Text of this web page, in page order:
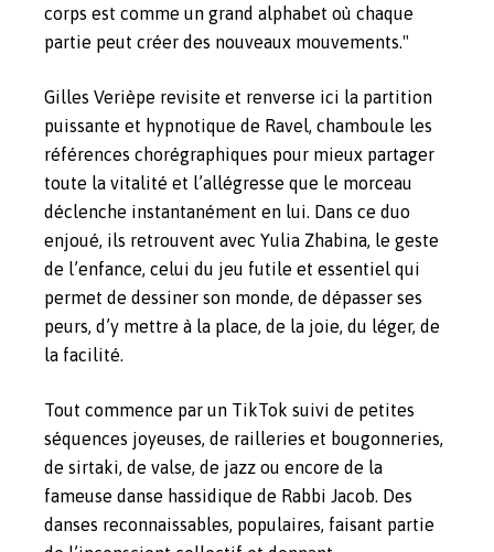
corps est comme un grand alphabet où chaque
partie peut créer des nouveaux mouvements."
Gilles Verièpe revisite et renverse ici la partition
puissante et hypnotique de Ravel, chamboule les
références chorégraphiques pour mieux partager
toute la vitalité et l’allégresse que le morceau
déclenche instantanément en lui. Dans ce duo
enjoué, ils retrouvent avec Yulia Zhabina, le geste
de l’enfance, celui du jeu futile et essentiel qui
permet de dessiner son monde, de dépasser ses
peurs, d’y mettre à la place, de la joie, du léger, de
la facilité.
Tout commence par un TikTok suivi de petites
séquences joyeuses, de railleries et bougonneries,
de sirtaki, de valse, de jazz ou encore de la
fameuse danse hassidique de Rabbi Jacob. Des
danses reconnaissables, populaires, faisant partie